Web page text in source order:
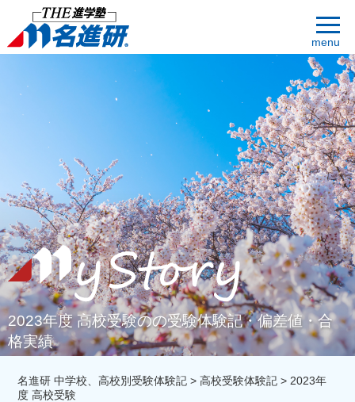
menu
2023年度 高校受験のの受験体験記・偏差値・合
格実績
名進研 中学校、高校別受験体験記 >高校受験体験記 > 2023年
度 高校受験